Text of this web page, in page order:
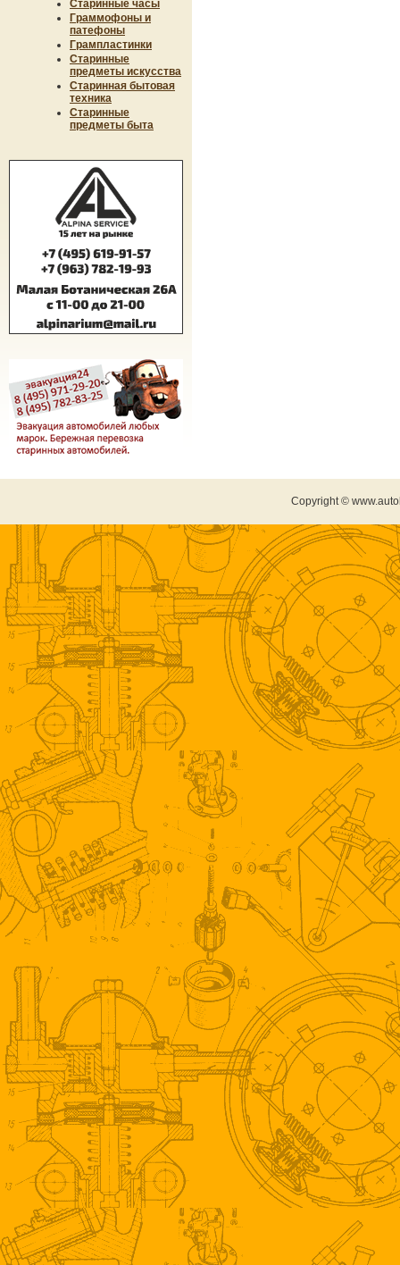
Старинные часы
Граммофоны и
патефоны
Грампластинки
Старинные
предметы искусства
Старинная бытовая
техника
Старинные
предметы быта
Copyright ©